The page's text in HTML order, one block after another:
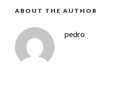
ABOUT THE AUTHOR
pedro